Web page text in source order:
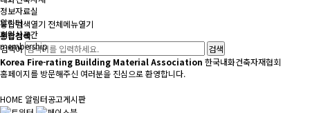
정보자료실
알림터
회원사공간
membership
통합검색열기 전체메뉴열기
통합검색
검색어
Korea Fire-rating Building Material Association 한국내화건축자재협회
홈페이지를 방문해주신 여러분을 진심으로 환영합니다.
HOME 알림터공고게시판